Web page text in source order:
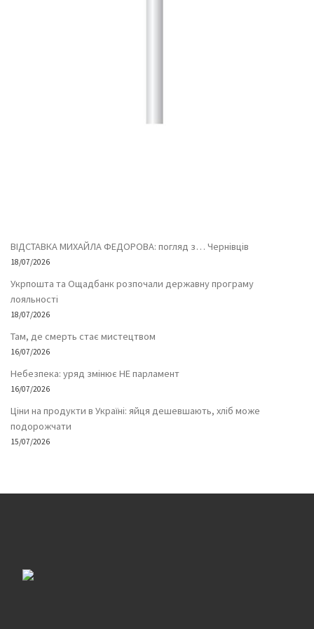
ВІДСТАВКА МИХАЙЛА ФЕДОРОВА: погляд з… Чернівців
18/07/2026
Укрпошта та Ощадбанк розпочали державну програму
лояльності
18/07/2026
Там, де смерть стає мистецтвом
16/07/2026
Небезпека: уряд змінює НЕ парламент
16/07/2026
Ціни на продукти в Україні: яйця дешевшають, хліб може
подорожчати
15/07/2026